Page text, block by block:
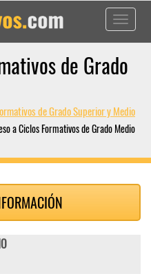
Toggle
de Grado
de Grado Superior y Medio
a Ciclos Formativos de Grado Medio